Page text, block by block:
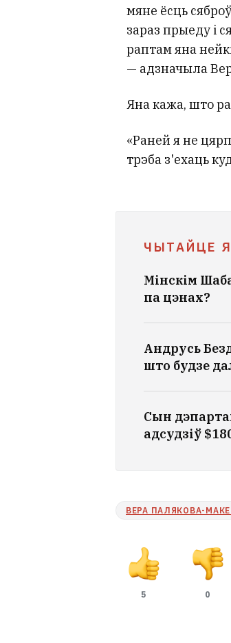
мяне ёсць
зараз прыеду і
раптам яна
— адзначыла
Яна кажа, што
«Раней я не
трэба з'ехаць
ЧЫТАЙЦЕ
Мінскім
па цэнах?
Андрусь
што будзе
Сын
адсудзіў
ВЕРА ПАЛЯКОВА-
5 0